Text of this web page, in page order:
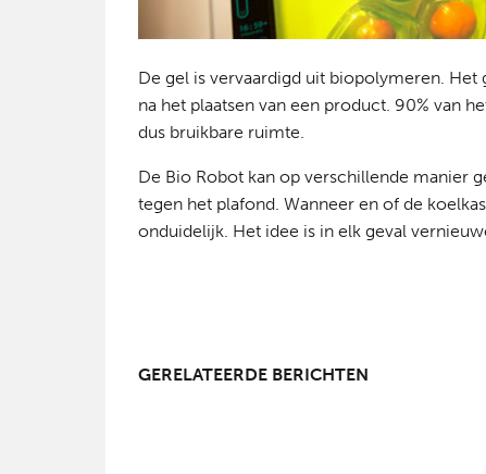
De gel is vervaardigd uit biopolymeren.
na het plaatsen van een product. 90% van
dus bruikbare ruimte.
De Bio Robot kan op verschillende manier
tegen het plafond. Wanneer en of de
onduidelijk. Het idee is in elk geval
GERELATEERDE BERICHTEN